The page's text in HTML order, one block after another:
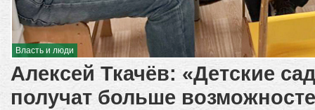
Власть и люди
Алексей Ткачёв: «Детские
получат больше